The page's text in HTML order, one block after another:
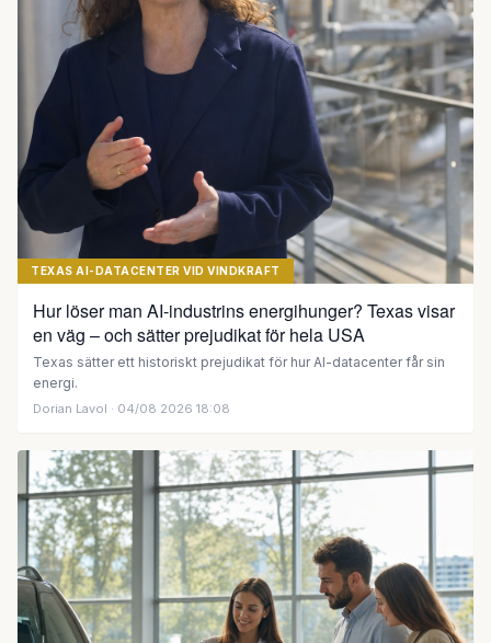
TEXAS AI-DATACENTER VID VINDKRAFT
Hur löser man AI-industrins energihunger? Texas visar
en väg – och sätter prejudikat för hela USA
Texas sätter ett historiskt prejudikat för hur AI-datacenter får sin
energi.
Dorian Lavol · 04/08 2026 18:08